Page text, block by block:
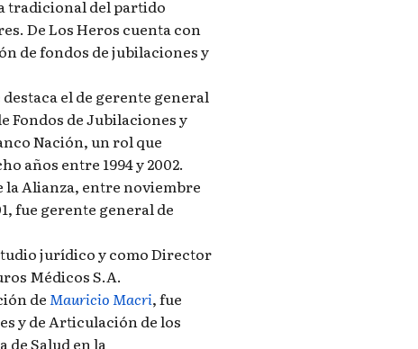
tradicional del partido
De Los Heros cuenta con
de fondos de jubilaciones y
el de gerente general
Fondos de Jubilaciones y
Nación, un rol que
años entre 1994 y 2002.
Alianza, entre noviembre
fue gerente general de
jurídico y como Director
Médicos S.A.
deMauricio Macri, fue
y de Articulación de los
de Salud en la